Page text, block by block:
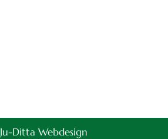
Ju-Ditta Webdesign